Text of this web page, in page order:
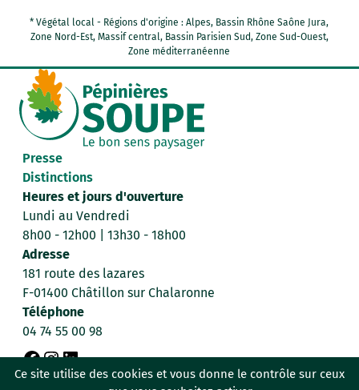
* Végétal local - Régions d'origine : Alpes, Bassin Rhône Saône Jura,
Zone Nord-Est, Massif central, Bassin Parisien Sud, Zone Sud-Ouest,
Zone méditerranéenne
Presse
Distinctions
Heures et jours d'ouverture
Lundi au Vendredi
8h00 - 12h00 | 13h30 - 18h00
Adresse
181 route des lazares
F-01400 Châtillon sur Chalaronne
Téléphone
04 74 55 00 98
F I
L
Ce site utilise des cookies et vous donne le contrôle sur ceux